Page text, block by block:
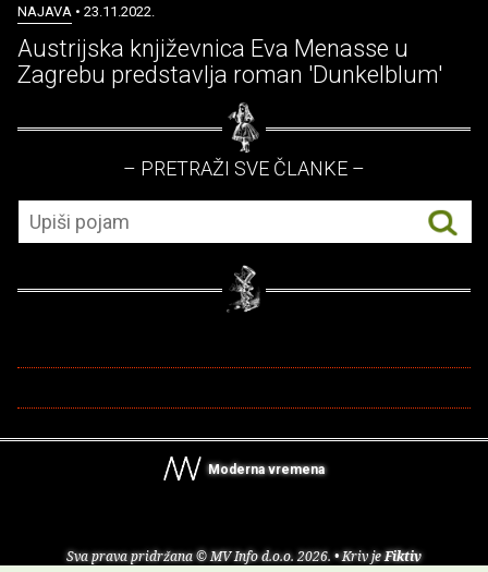
NAJAVA • 23.11.2022.
Austrijska književnica Eva Menasse u
Zagrebu predstavlja roman 'Dunkelblum'
– PRETRAŽI SVE ČLANKE –
Moderna vremena
Sva prava pridržana © MV Info d.o.o. 2026. • Kriv jeFiktiv